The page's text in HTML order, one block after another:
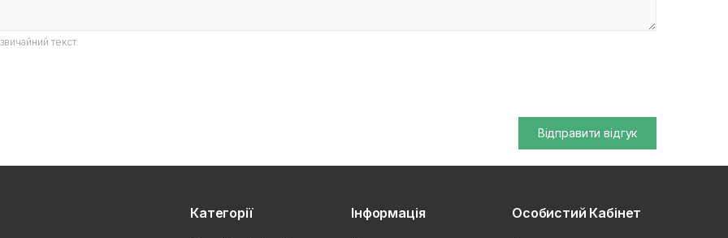
текст.
Відправити відгук
Категорії Інформація Особистий Кабінет